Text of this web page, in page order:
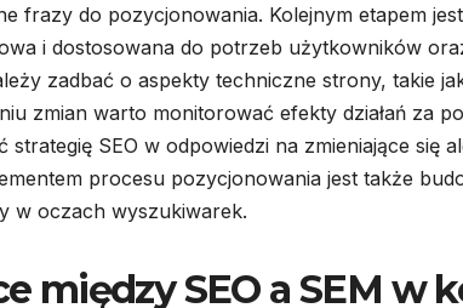
frazy do pozycjonowania. Kolejnym etapem
i dostosowana do potrzeb użytkowników
zadbać o aspekty techniczne strony, takie
zmian warto monitorować efekty działań za
SEO w odpowiedzi na zmieniające się
procesu pozycjonowania jest także
w oczach wyszukiwarek.
między SEO a SEM w